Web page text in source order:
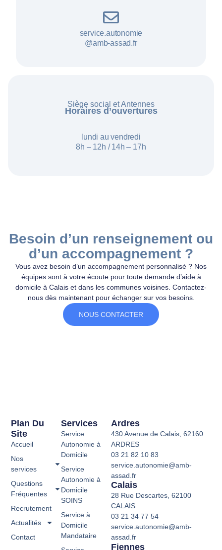
service.autonomie
@amb-assad.fr
Siège social et Antennes
Horaires d’ouvertures
lundi au vendredi
8h – 12h /14h – 17h
Besoin d’un renseignement ou
d’un accompagnement ?
Vous avez besoin d’un accompagnement personnalisé ? Nos
équipes sont à votre écoute pour toute demande d’aide à
domicile à Calais et dans les communes voisines. Contactez-
nous dès maintenant pour échanger sur vos besoins.
NOUS CONTACTER
Services
Service
Autonomie à
Domicile
Service
Autonomie à
Domicile
SOINS
Service à
Domicile
Mandataire
Plan Du
Site
Accueil
Nos
services
Questions
Fréquentes
Recrutement
Actualités
Contact
Ardres
430 Avenue de Calais, 62160
ARDRES
03 21 82 10 83
service.autonomie@amb-
assad.fr
Calais
28 Rue Descartes, 62100
CALAIS
03 21 34 77 54
service.autonomie@amb-
assad.fr
Fiennes